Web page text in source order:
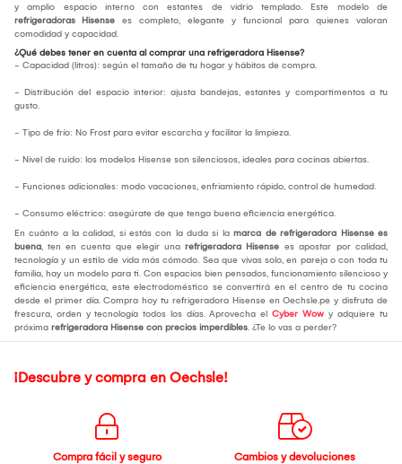
y amplio espacio interno con estantes de vidrio templado. Este modelo de
refrigeradoras Hisense es completo, elegante y funcional para quienes valoran
comodidad y capacidad.
¿Qué debes tener en cuenta al comprar una refrigeradora Hisense?
- Capacidad (litros): según el tamaño de tu hogar y hábitos de compra.
- Distribución del espacio interior: ajusta bandejas, estantes y compartimentos a tu
gusto.
- Tipo de frío: No Frost para evitar escarcha y facilitar la limpieza.
- Nivel de ruido: los modelos Hisense son silenciosos, ideales para cocinas abiertas.
- Funciones adicionales: modo vacaciones, enfriamiento rápido, control de humedad.
- Consumo eléctrico: asegúrate de que tenga buena eficiencia energética.
En cuánto a la calidad, si estás con la duda si la marca de refrigeradora Hisense es
buena, ten en cuenta que elegir una refrigeradora Hisense es apostar por calidad,
tecnología y un estilo de vida más cómodo. Sea que vivas solo, en pareja o con toda tu
familia, hay un modelo para ti. Con espacios bien pensados, funcionamiento silencioso y
eficiencia energética, este electrodoméstico se convertirá en el centro de tu cocina
desde el primer día. Compra hoy tu refrigeradora Hisense en Oechsle.pe y disfruta de
frescura, orden y tecnología todos los días. Aprovecha el Cyber Wow y adquiere tu
próxima refrigeradora Hisense con precios imperdibles. ¿Te lo vas a perder?
¡Descubre y compra en Oechsle!
Compra fácil y seguro
Cambios y devoluciones